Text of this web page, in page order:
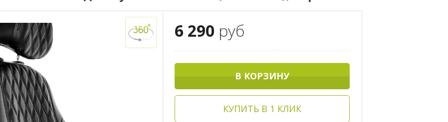
6 290 руб
В КОРЗИНУ
КУПИТЬ В 1 КЛИК